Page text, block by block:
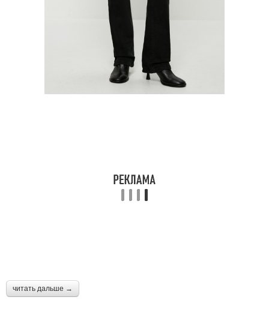
читать дальше →